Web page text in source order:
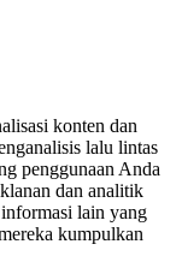
konten dan
lalu lintas
penggunaan Anda
dan analitik
lain yang
kumpulkan